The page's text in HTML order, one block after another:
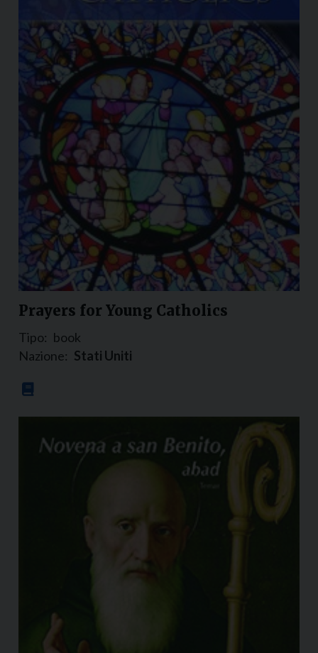
Prayers for Young Catholics
Tipo: book
Nazione: Stati Uniti